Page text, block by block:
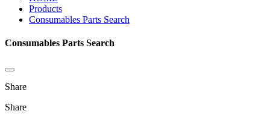
Products
Consumables Parts Search
Consumables Parts Search
Share
Share